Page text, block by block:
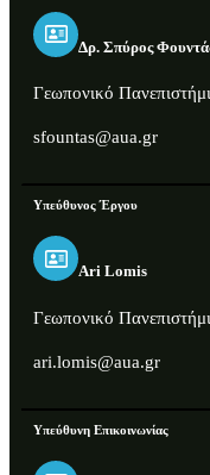
Δρ. Σπύρος
Γεωπονικό
sfountas@aua.gr
Υπεύθυνος Έργου
Ari Lomis
Γεωπονικό
ari.lomis@aua.gr
Υπεύθυνη Επικοινωνίας